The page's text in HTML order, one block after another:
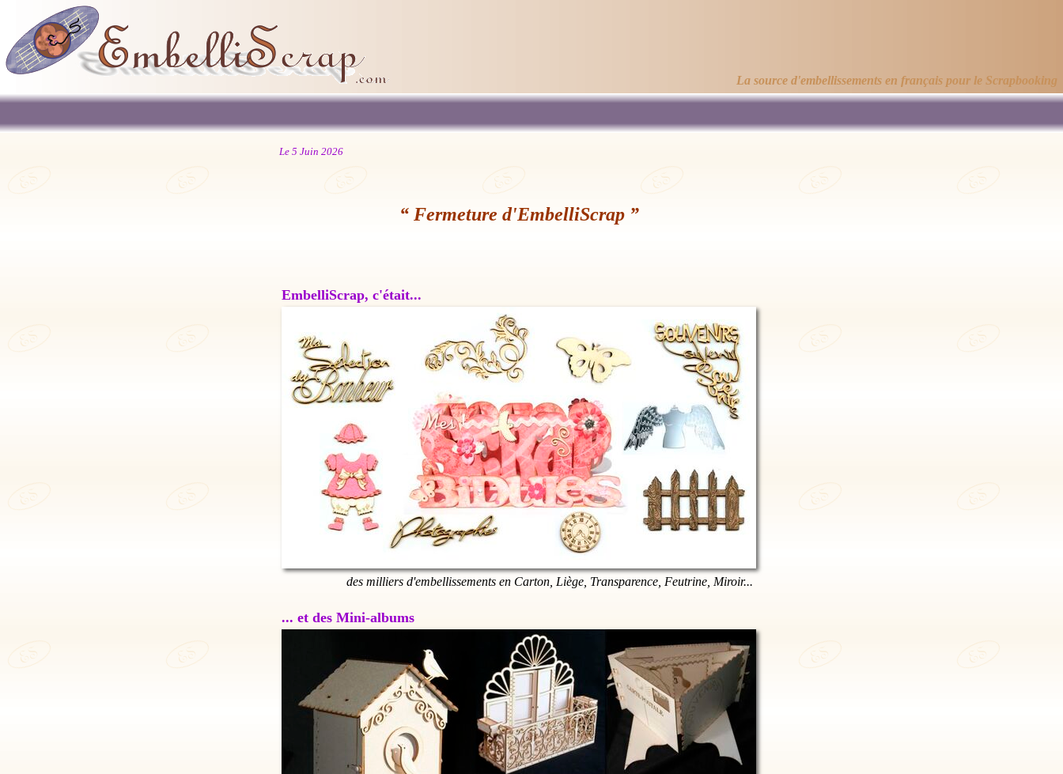
La source d'embellissements en français pour le Scrapbooking
Le 5 Juin 2026
“ Fermeture d'EmbelliScrap ”
EmbelliScrap, c'était...
des milliers d'embellissements en Carton, Liège, Transparence, Feutrine, Miroir...
... et des Mini-albums